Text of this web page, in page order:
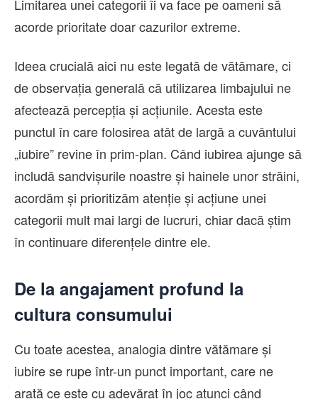
Limitarea unei categorii îi va face pe oameni să
acorde prioritate doar cazurilor extreme.
Ideea crucială aici nu este legată de vătămare, ci
de observația generală că utilizarea limbajului ne
afectează percepția și acțiunile. Acesta este
punctul în care folosirea atât de largă a cuvântului
„iubire” revine în prim-plan. Când iubirea ajunge să
includă sandvișurile noastre și hainele unor străini,
acordăm și prioritizăm atenție și acțiune unei
categorii mult mai largi de lucruri, chiar dacă știm
în continuare diferențele dintre ele.
De la angajament profund la
cultura consumului
Cu toate acestea, analogia dintre vătămare și
iubire se rupe într-un punct important, care ne
arată ce este cu adevărat în joc atunci când